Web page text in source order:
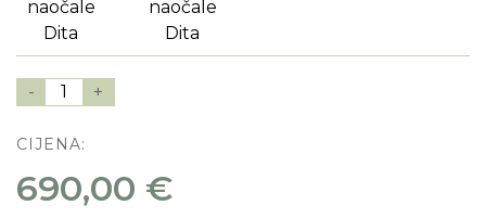
- 1 +
CIJENA:
690,00 €